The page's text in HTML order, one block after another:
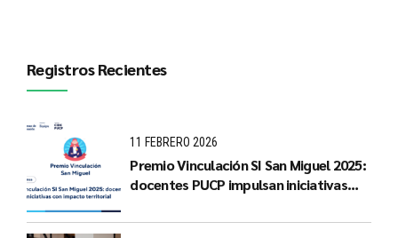
Registros Recientes
11 FEBRERO 2026
Premio Vinculación SI San Miguel 2025:
docentes PUCP impulsan iniciativas